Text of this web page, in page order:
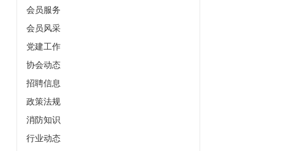
会员服务
会员风采
党建工作
协会动态
招聘信息
政策法规
消防知识
行业动态